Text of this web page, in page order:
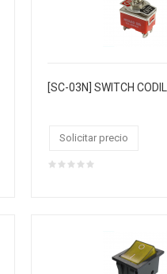
Solicitar precio